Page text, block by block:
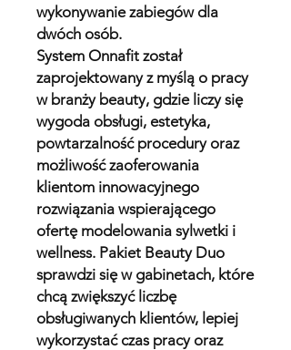
wykonywanie zabiegów dla
dwóch osób.
System Onnafit został
zaprojektowany z myślą o pracy
w branży beauty, gdzie liczy się
wygoda obsługi, estetyka,
powtarzalność procedury oraz
możliwość zaoferowania
klientom innowacyjnego
rozwiązania wspierającego
ofertę modelowania sylwetki i
wellness. Pakiet Beauty Duo
sprawdzi się w gabinetach, które
chcą zwiększyć liczbę
obsługiwanych klientów, lepiej
wykorzystać czas pracy oraz